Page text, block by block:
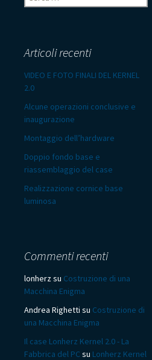
per:
Articoli recenti
VIDEO E FOTO FINALI DEL KERNEL
2.0
Alcune operazioni conclusive e
inaugurazione
Montaggio dell’hardware
Doppio fondo base e
riassemblaggio del case
Realizzazione cornice base
luminosa
Commenti recenti
lonherzsu Costruzione di una
Macchina Enigma
Andrea Righetti su Costruzione di
una Macchina Enigma
Il case Lonherz Kernel 2.0 - La
Fabbrica del PCsu Lonherz Kernel